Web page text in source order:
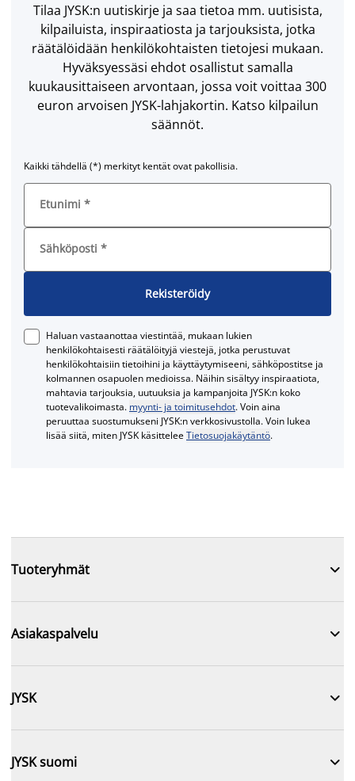
Tilaa JYSK:n uutiskirje ja saa tietoa mm. uutisista,
kilpailuista, inspiraatiosta ja tarjouksista, jotka
räätälöidään henkilökohtaisten tietojesi mukaan.
Hyväksyessäsi ehdot osallistut samalla
kuukausittaiseen arvontaan, jossa voit voittaa 300
euron arvoisen JYSK-lahjakortin. Katso kilpailun
säännöt.
Kaikki tähdellä (*) merkityt kentät ovat pakollisia.
Etunimi *
Sähköposti *
Rekisteröidy
Haluan vastaanottaa viestintää, mukaan lukien
henkilökohtaisesti räätälöityjä viestejä, jotka perustuvat
henkilökohtaisiin tietoihini ja käyttäytymiseeni, sähköpostitse ja
kolmannen osapuolen medioissa. Näihin sisältyy inspiraatiota,
mahtavia tarjouksia, uutuuksia ja kampanjoita JYSK:n koko
tuotevalikoimasta. myynti- ja toimitusehdot. Voin aina
peruuttaa suostumukseni JYSK:n verkkosivustolla. Voin lukea
lisää siitä, miten JYSK käsitteleeTietosuojakäytäntö.
Tuoteryhmät 
Asiakaspalvelu 
JYSK 
JYSK suomi 